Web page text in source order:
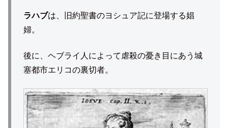
ラハブは、旧約聖書のヨシュア記に登場する娼
婦。
後に、ヘブライ人によって虐殺の憂き目にあう城
塞都市エリコの裏切者。